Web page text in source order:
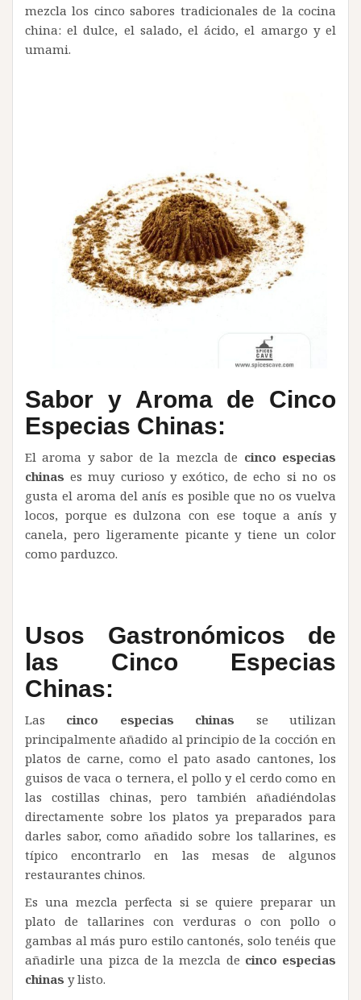
mezcla los cinco sabores tradicionales de la cocina
china: el dulce, el salado, el ácido, el amargo y el
umami.
Sabor y Aroma de Cinco
Especias Chinas:
El aroma y sabor de la mezcla de cinco especias
chinas es muy curioso y exótico, de echo si no os
gusta el aroma del anís es posible que no os vuelva
locos, porque es dulzona con ese toque a anís y
canela, pero ligeramente picante y tiene un color
como parduzco.
Usos Gastronómicos de
las Cinco Especias
Chinas:
Las cinco especias chinas se utilizan
principalmente añadido al principio de la cocción en
platos de carne, como el pato asado cantones, los
guisos de vaca o ternera, el pollo y el cerdo como en
las costillas chinas, pero también añadiéndolas
directamente sobre los platos ya preparados para
darles sabor, como añadido sobre los tallarines, es
típico encontrarlo en las mesas de algunos
restaurantes chinos.
Es una mezcla perfecta si se quiere preparar un
plato de tallarines con verduras o con pollo o
gambas al más puro estilo cantonés, solo tenéis que
añadirle una pizca de la mezcla de cinco especias
chinas y listo.